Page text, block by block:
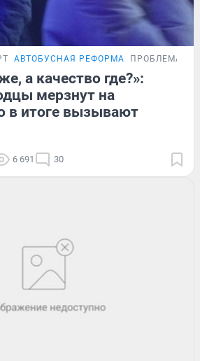
АВТОБУСНАЯ РЕФОРМА ПРОБЛЕМА
а качество где?»:
мерзнут на
в итоге вызывают
6 691 30